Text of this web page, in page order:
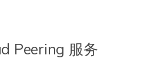
Peering 服务